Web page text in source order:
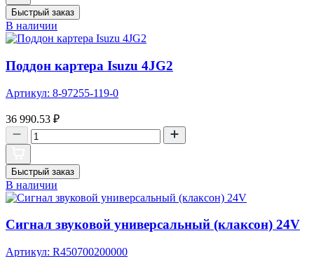
Быстрый заказ
В наличии
Поддон картера Isuzu 4JG2
Артикул: 8-97255-119-0
36 990.53 ₽
Быстрый заказ
В наличии
Сигнал звуковой универсальный (клаксон) 24V
Артикул: R450700200000